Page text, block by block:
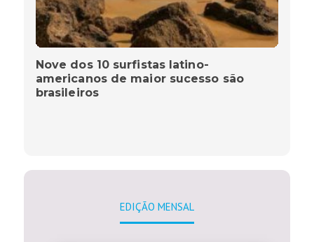
Nove dos 10 surfistas latino-
americanos de maior sucesso são
brasileiros
EDIÇÃO MENSAL